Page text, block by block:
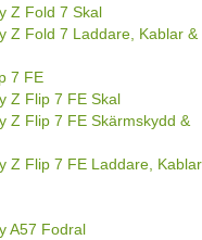
Z Fold 7 Skal
Z Fold 7 Laddare, Kablar &
7 FE
Z Flip 7 FE Skal
Z Flip 7 FE Skärmskydd &
Z Flip 7 FE Laddare, Kablar
A57 Fodral